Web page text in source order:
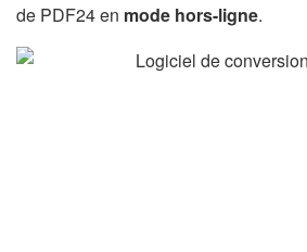
de PDF24 en mode hors-ligne.